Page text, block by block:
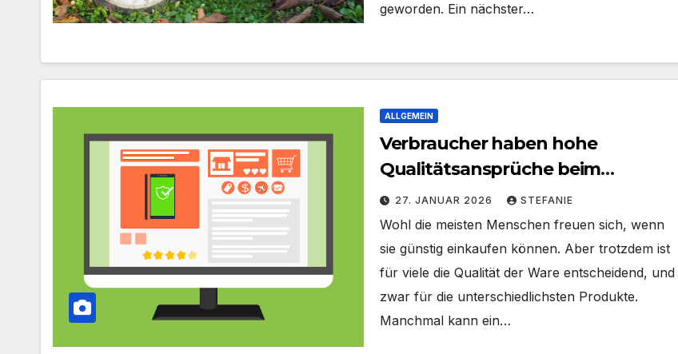
geworden. Ein nächster…
ALLGEMEIN
Verbraucher haben hohe
Qualitätsansprüche beim
Onlineshopping – es geht nicht
nur um „billig“
27. JANUAR 2026 STEFANIE
Wohl die meisten Menschen freuen sich, wenn
sie günstig einkaufen können. Aber trotzdem ist
für viele die Qualität der Ware entscheidend, und
zwar für die unterschiedlichsten Produkte.
Manchmal kann ein…